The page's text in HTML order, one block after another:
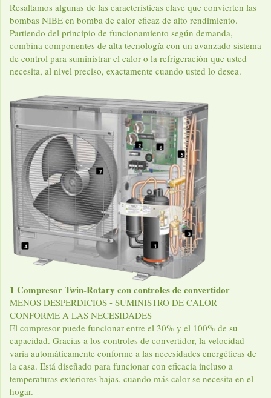
Resaltamos algunas de las características clave que convierten las
bombas NIBE en bomba de calor eficaz de alto rendimiento.
Partiendo del principio de funcionamiento según demanda,
combina componentes de alta tecnología con un avanzado sistema
de control para suministrar el calor o la refrigeración que usted
necesita, al nivel preciso, exactamente cuando usted lo desea.
1 Compresor Twin-Rotary con controles de convertidor
MENOS DESPERDICIOS - SUMINISTRO DE CALOR
CONFORME A LAS NECESIDADES
El compresor puede funcionar entre el 30% y el 100% de su
capacidad. Gracias a los controles de convertidor, la velocidad
varía automáticamente conforme a las necesidades energéticas de
la casa. Está diseñado para funcionar con eficacia incluso a
temperaturas exteriores bajas, cuando más calor se necesita en el
hogar.